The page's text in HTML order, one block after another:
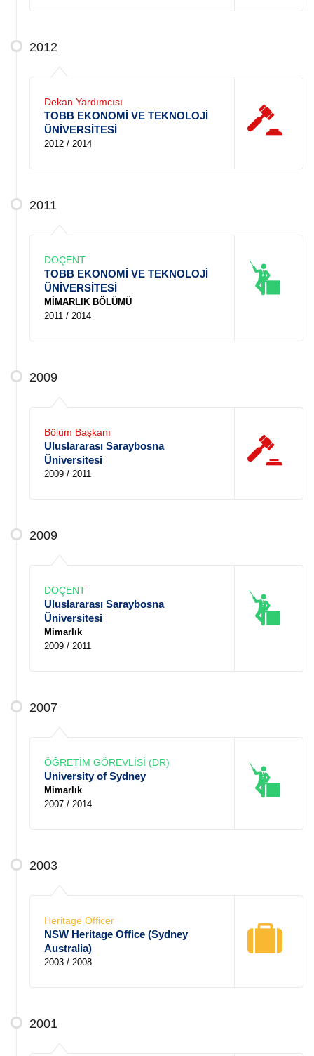
2012
Dekan Yardımcısı
TOBB EKONOMİ VE TEKNOLOJİ
ÜNİVERSİTESİ
2012 / 2014
2011
DOÇENT
TOBB EKONOMİ VE TEKNOLOJİ
ÜNİVERSİTESİ
MİMARLIK BÖLÜMÜ
2011 / 2014
2009
Bölüm Başkanı
Uluslararası Saraybosna
Üniversitesi
2009 / 2011
2009
DOÇENT
Uluslararası Saraybosna
Üniversitesi
Mimarlık
2009 / 2011
2007
ÖĞRETİM GÖREVLİSİ (DR)
University of Sydney
Mimarlık
2007 / 2014
2003
Heritage Officer
NSW Heritage Office (Sydney
Australia)
2003 / 2008
2001